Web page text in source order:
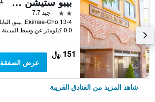
2 نجمتين
جيد 7.7
Ekimae-Cho 13-4, بيبو, اليابان
0.0 كيلومتر عن وسط المدينة
151 ﷼
عرض الصفقة
شاهد المزيد من الفنادق القريبة